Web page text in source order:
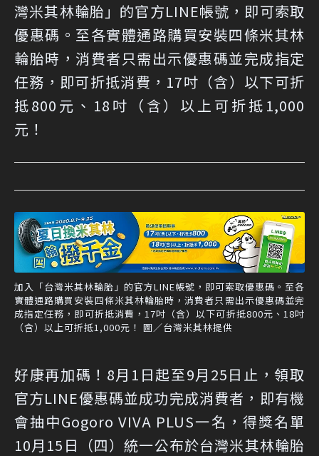
灣米其林輪胎」的官方LINE帳號，即可索取
優惠碼。至各實體通路購買安裝四條米其林
輪胎時，消費者只需出示優惠碼並完成指定
任務，即可折抵消費，17吋（含）以下可折
抵800元、18吋（含）以上可折抵1,000
元！
加入「台灣米其林輪胎」的官方LINE帳號，即可索取優惠碼。至各
實體通路購買安裝四條米其林輪胎時，消費者只需出示優惠碼並完
成指定任務，即可折抵消費，17吋（含）以下可折抵800元、18吋
（含）以上可折抵1,000元！ 圖／台灣米其林提供
好康再加碼！8月1日起至9月25日止，領取
官方LINE優惠碼並成功完成消費者，即有機
會抽中Gogoro VIVA PLUS一名，得獎名單
10月15日（四）統一公布於台灣米其林輪胎